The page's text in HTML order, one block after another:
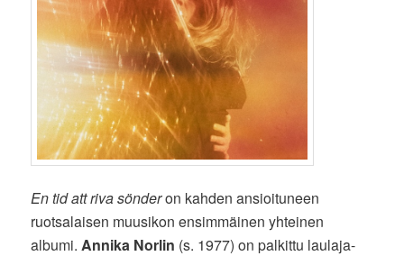
En tid att riva sönderon kahden ansioituneen
ruotsalaisen muusikon ensimmäinen yhteinen
albumi. Annika Norlin (s. 1977) on palkittu laulaja-